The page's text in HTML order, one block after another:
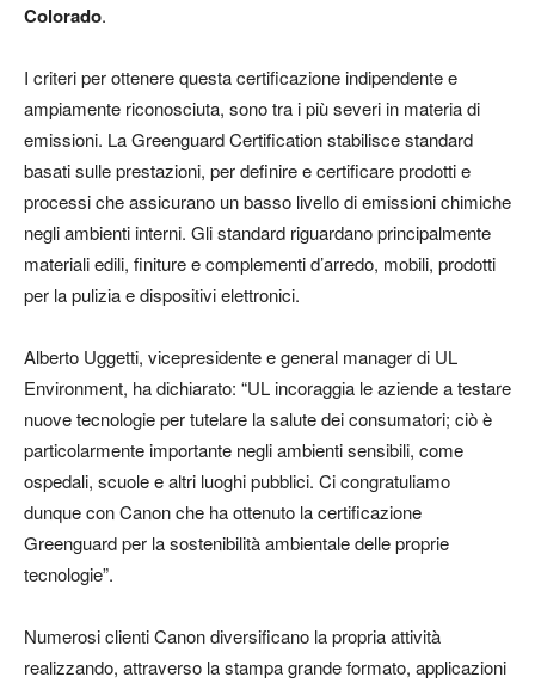
Colorado.
I criteri per ottenere questa certificazione indipendente e
ampiamente riconosciuta, sono tra i più severi in materia di
emissioni. La Greenguard Certification stabilisce standard
basati sulle prestazioni, per definire e certificare prodotti e
processi che assicurano un basso livello di emissioni chimiche
negli ambienti interni. Gli standard riguardano principalmente
materiali edili, finiture e complementi d’arredo, mobili, prodotti
per la pulizia e dispositivi elettronici.
Alberto Uggetti, vicepresidente e general manager di UL
Environment, ha dichiarato: “UL incoraggia le aziende a testare
nuove tecnologie per tutelare la salute dei consumatori; ciò è
particolarmente importante negli ambienti sensibili, come
ospedali, scuole e altri luoghi pubblici. Ci congratuliamo
dunque con Canon che ha ottenuto la certificazione
Greenguard per la sostenibilità ambientale delle proprie
tecnologie”.
Numerosi clienti Canon diversificano la propria attività
realizzando, attraverso la stampa grande formato, applicazioni